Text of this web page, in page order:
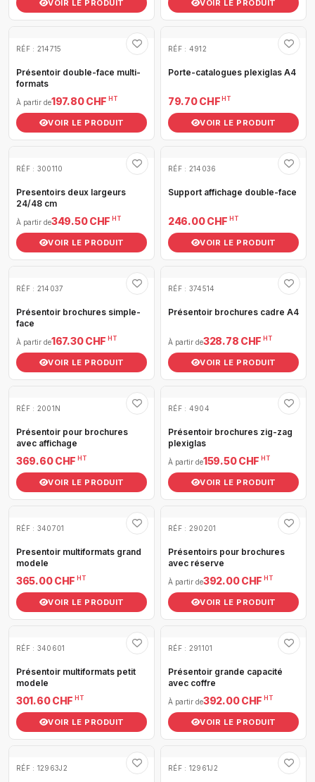
VOIR LE PRODUIT VOIR LE PRODUIT
RÉF : 214715
Présentoir double-face multi-
formats
À partir de197.80 CHF HT
VOIR LE PRODUIT
RÉF : 4912
Porte-catalogues plexiglas A4
79.70 CHF HT
VOIR LE PRODUIT
RÉF : 300110
Presentoirs deux largeurs
24/48 cm
À partir de349.50 CHF HT
VOIR LE PRODUIT
RÉF : 214036
Support affichage double-face
246.00 CHF HT
VOIR LE PRODUIT
RÉF : 214037
Présentoir brochures simple-
face
À partir de167.30 CHF HT
VOIR LE PRODUIT
RÉF : 374514
Présentoir brochures cadre A4
À partir de328.78 CHF HT
VOIR LE PRODUIT
RÉF : 2001N
Présentoir pour brochures
avec affichage
369.60 CHF HT
VOIR LE PRODUIT
RÉF : 4904
Présentoir brochures zig-zag
plexiglas
À partir de159.50 CHF HT
VOIR LE PRODUIT
RÉF : 340701
Presentoir multiformats grand
modele
365.00 CHF HT
VOIR LE PRODUIT
RÉF : 290201
Présentoirs pour brochures
avec réserve
À partir de392.00 CHF HT
VOIR LE PRODUIT
RÉF : 340601
Présentoir multiformats petit
modele
301.60 CHF HT
VOIR LE PRODUIT
RÉF : 291101
Présentoir grande capacité
avec coffre
À partir de392.00 CHF HT
VOIR LE PRODUIT
RÉF : 12963J2 RÉF : 12961J2